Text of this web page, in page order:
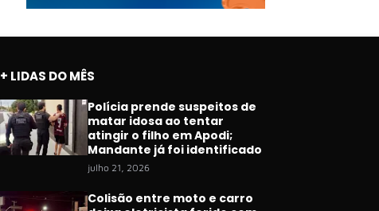
+ LIDAS DO MÊS
Polícia prende suspeitos de
matar idosa ao tentar
atingir o filho em Apodi;
Mandante já foi identificado
julho 21, 2026
Colisão entre moto e carro